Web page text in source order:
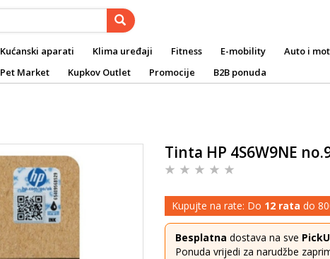
Kućanski aparati Klima uređaji Fitness E-mobility Auto i
Pet Market Kupkov Outlet Promocije B2B ponuda
Tinta HP 4S6W9NE
Kupujte na rate: Do 12 rata do
Besplatna dostava na sve
Ponuda vrijedi za narudžbe